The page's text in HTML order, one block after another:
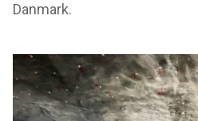
Danmark.